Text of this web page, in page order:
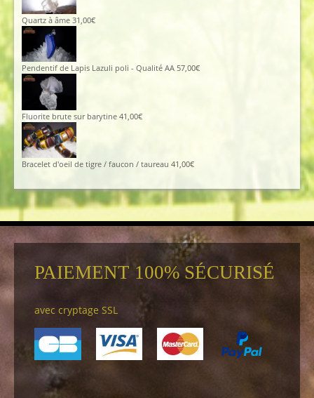
Quartz à âme 31,00€
Pendentif de Lapis Lazuli poli - Qualité AA 57,00€
Fluorite brute sur barytine 41,00€
Bracelet d'oeil de tigre / faucon / taureau 41,00€
PAIEMENT 100% SÉCURISÉ
avec cryptage SSL